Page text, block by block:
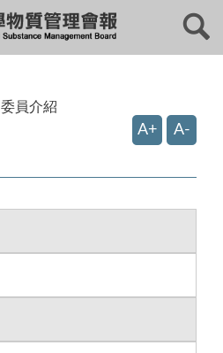
委員介紹
A+ A-